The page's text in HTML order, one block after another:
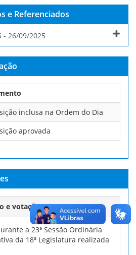
e Referenciados
- 26/09/2025
inclusa na Ordem do Dia
aprovada
e votação
a 23ª Sessão Ordinária
da 18ª Legislatura realizada